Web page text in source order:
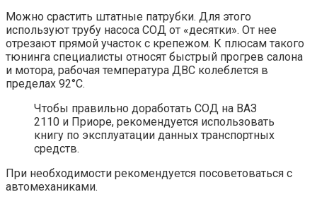
Можно срастить штатные патрубки. Для этого
используют трубу насоса СОД от «десятки». От нее
отрезают прямой участок с крепежом. К плюсам такого
тюнинга специалисты относят быстрый прогрев салона
и мотора, рабочая температура ДВС колеблется в
пределах 92°С.
Чтобы правильно доработать СОД на ВАЗ
2110 и Приоре, рекомендуется использовать
книгу по эксплуатации данных транспортных
средств.
При необходимости рекомендуется посоветоваться с
автомеханиками.